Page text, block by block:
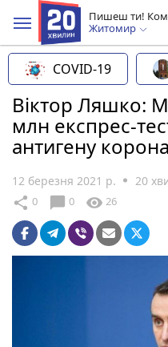
Пишеш ти!
Житомир
COVID-19
​​Віктор Ляшко:
млн експрес-
антигену
12 березня 2021 р. 20
share 0 chat_bubble 0 visibility 26